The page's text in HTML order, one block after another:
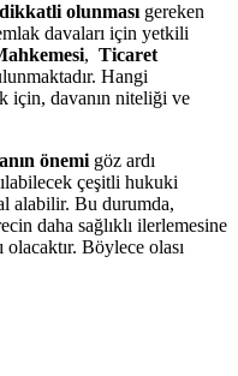
olunması gereken
davaları için yetkili
, ⁢ Ticaret
Hangi⁣
için, davanın niteliği‌ ve
önemi ‌göz‌ ardı
çeşitli hukuki
alabilir. Bu ‌durumda,
daha sağlıklı ilerlemesine⁤
olacaktır. Böylece olası​